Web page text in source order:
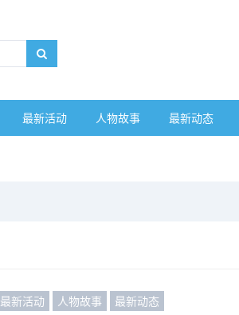
最新活动 人物故事 最新动态
最新活动 人物故事
最新动态